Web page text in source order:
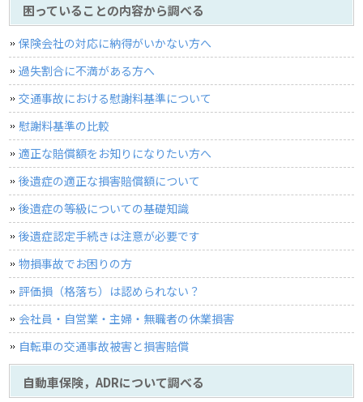
困っていることの内容から調べる
保険会社の対応に納得がいかない方へ
過失割合に不満がある方へ
交通事故における慰謝料基準について
慰謝料基準の比較
適正な賠償額をお知りになりたい方へ
後遺症の適正な損害賠償額について
後遺症の等級についての基礎知識
後遺症認定手続きは注意が必要です
物損事故でお困りの方
評価損（格落ち）は認められない？
会社員・自営業・主婦・無職者の休業損害
自転車の交通事故被害と損害賠償
自動車保険，ADRについて調べる